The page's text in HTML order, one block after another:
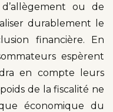
ou de
durablement le
financière. En
espèrent
en compte leurs
de la fiscalité ne
économique du